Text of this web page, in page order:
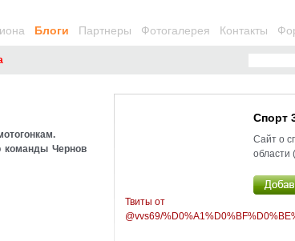
Блоги Партнеры Фотогалерея Контакты
мотогонкам.
команды Чернов
Спорт
Сайт о
области
Твиты от
@vvs69/